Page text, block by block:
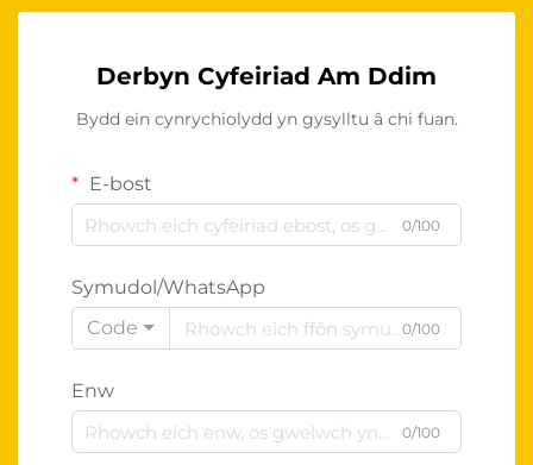
Derbyn Cyfeiriad Am Ddim
Bydd ein cynrychiolydd yn gysylltu â chi fuan.
E-bost
0/100
Symudol/WhatsApp
Code
0/100
Enw
0/100